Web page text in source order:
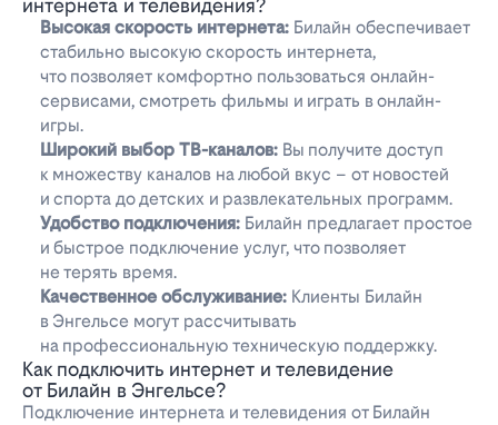
интернета и телевидения?
Высокая скорость интернета: Билайн обеспечивает
стабильно высокую скорость интернета,
что позволяет комфортно пользоваться онлайн-
сервисами, смотреть фильмы и играть в онлайн-
игры.
Широкий выбор ТВ-каналов: Вы получите доступ
к множеству каналов на любой вкус – от новостей
и спорта до детских и развлекательных программ.
Удобство подключения: Билайн предлагает простое
и быстрое подключение услуг, что позволяет
не терять время.
Качественное обслуживание: Клиенты Билайн
в Энгельсе могут рассчитывать
на профессиональную техническую поддержку.
Как подключить интернет и телевидение
от Билайн в Энгельсе?
Подключение интернета и телевидения от Билайн